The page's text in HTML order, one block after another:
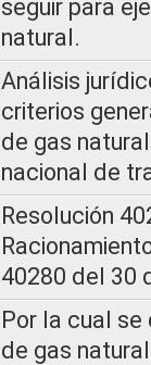
seguir para
natural.
Análisis
criterios
de gas
nacional de
Resolución
40280 del 30
Por la cual
de gas natural